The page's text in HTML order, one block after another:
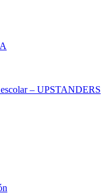
– UPSTANDERS